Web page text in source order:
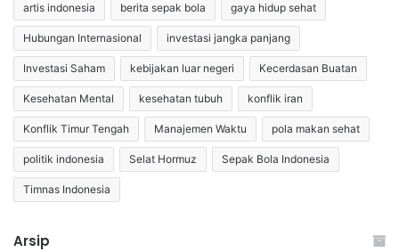
artis indonesia berita sepak bola gaya hidup sehat
Hubungan Internasional investasi jangka panjang
Investasi Saham kebijakan luar negeri Kecerdasan Buatan
Kesehatan Mental kesehatan tubuh konflik iran
Konflik Timur Tengah Manajemen Waktu pola makan sehat
politik indonesia Selat Hormuz Sepak Bola Indonesia
Timnas Indonesia
Arsip